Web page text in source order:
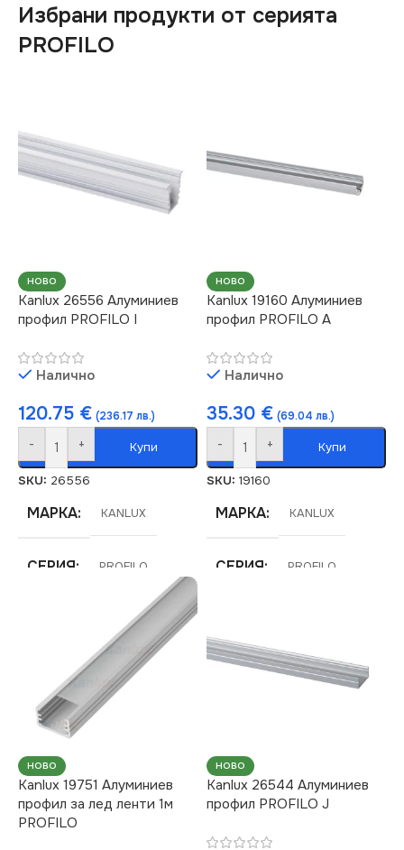
Избрани продукти от серията
PROFILO
НОВО
Kanlux 26556 Алуминиев
профил PROFILO I
Налично
120.75 € (236.17 лв.)
- + Купи
SKU: 26556
МАРКА KANLUX
СЕРИЯ PROFILO
НОВО
Kanlux 19160 Алуминиев
профил PROFILO A
Налично
35.30 € (69.04 лв.)
- + Купи
SKU: 19160
МАРКА KANLUX
СЕРИЯ PROFILO
НОВО
Kanlux 19751 Алуминиев
профил за лед ленти 1м
PROFILO
НОВО
Kanlux 26544 Алуминиев
профил PROFILO J